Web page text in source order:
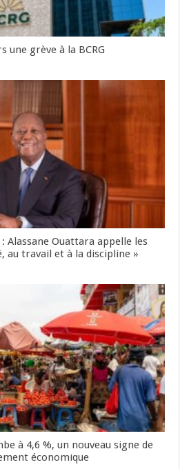
une grève à la BCRG
Alassane Ouattara appelle les
au travail et à la discipline »
à 4,6 %, un nouveau signe de
économique